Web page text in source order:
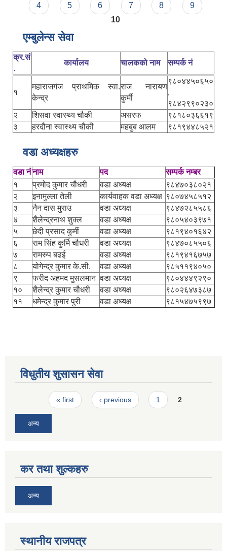
4
5 6 7 8
9
10
एम्बुलेन्स सेवा
क्र.सं
.
कार्यालय चालकको नाम सम्पर्क नं
१
महाराजगंज प्राथमिक स्वा.
केन्द्र
राज नारायण
कुर्मी
९८०४४५०६५०
,
९८४२९९०२३०
२
शिसवा स्वास्थ्य चौकी असरफ
९८१८०३६६१९
३
हरदौना स्वास्थ्य चौकी महबुब आलम ९८१९४४८५२१
वडा अध्यक्षहरु
वडा नंनाम पद
सम्पर्क नम्बर
१
प्रमोद कुमार चौधरी वडा अध्यक्ष
९८४७०३८०२१
२
इनामुल्ला तेली कार्यवाहक वडा अध्यक्ष ९८०७४५८५१२
३
नैन दास मुराउ वडा अध्यक्ष
९८४७२८५५८६
४
शैलेन्द्रनाथ शुक्ल वडा अध्यक्ष
९८०५४०३९७१
५
छेदी प्रसाद कुर्मी वडा अध्यक्ष
९८१९४०१६४२
६
राम सिंह कुर्मि चौधरी वडा अध्यक्ष
९८४७०८५५०६
७
रामरुप बढई वडा अध्यक्ष
९८१९४१६७५७
८
योगेन्द्र कुमार के.सी. वडा अध्यक्ष
९८५११९४०५०
९
फरीद अहमद मुसलमान वडा अध्यक्ष
९८०४४४९२९०
१०
शैलेन्द्र कुमार चौधरी वडा अध्यक्ष
९८०२६४७३८७
११
धमेन्द्र कुमार पुरी वडा अध्यक्ष ९८१५४७५९९७
विधुतीय शुसासन सेवा
Pages« first ‹ previous 1 2
अन्य
कर तथा शुल्कहरु
अन्य
स्थानीय राजपत्र